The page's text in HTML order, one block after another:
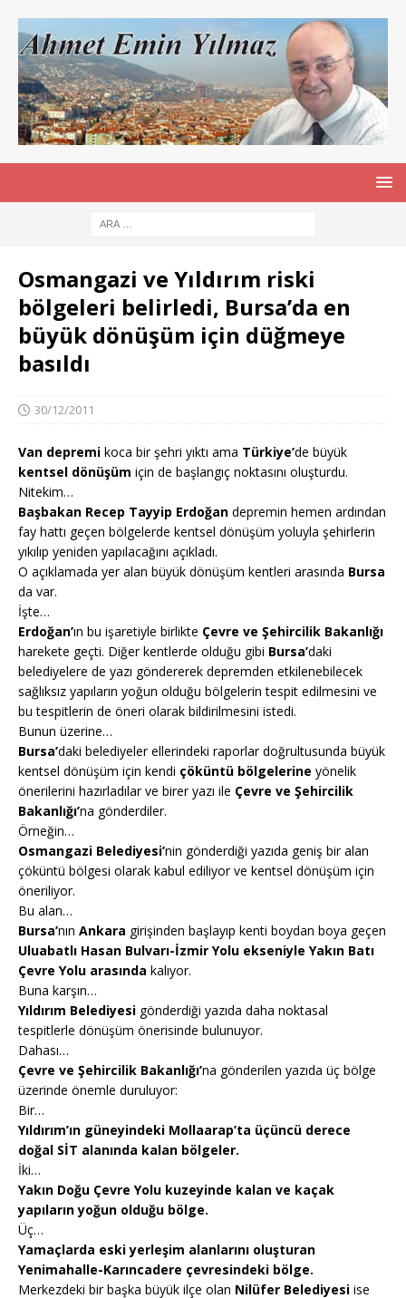
Osmangazi ve Yıldırım riski
bölgeleri belirledi, Bursa’da en
büyük dönüşüm için düğmeye
basıldı
30/12/2011
Van depremi koca bir şehri yıktı ama Türkiye’de büyük
kentsel dönüşüm için de başlangıç noktasını oluşturdu.
Nitekim…
Başbakan Recep Tayyip Erdoğan depremin hemen ardından
fay hattı geçen bölgelerde kentsel dönüşüm yoluyla şehirlerin
yıkılıp yeniden yapılacağını açıkladı.
O açıklamada yer alan büyük dönüşüm kentleri arasında Bursa
da var.
İşte…
Erdoğan’ın bu işaretiyle birlikte Çevre ve Şehircilik Bakanlığı
harekete geçti. Diğer kentlerde olduğu gibi Bursa’daki
belediyelere de yazı göndererek depremden etkilenebilecek
sağlıksız yapıların yoğun olduğu bölgelerin tespit edilmesini ve
bu tespitlerin de öneri olarak bildirilmesini istedi.
Bunun üzerine…
Bursa’daki belediyeler ellerindeki raporlar doğrultusunda büyük
kentsel dönüşüm için kendi çöküntü bölgelerine yönelik
önerilerini hazırladılar ve birer yazı ile Çevre ve Şehircilik
Bakanlığı’na gönderdiler.
Örneğin…
Osmangazi Belediyesi’nin gönderdiği yazıda geniş bir alan
çöküntü bölgesi olarak kabul ediliyor ve kentsel dönüşüm için
öneriliyor.
Bu alan…
Bursa’nın Ankara girişinden başlayıp kenti boydan boya geçen
Uluabatlı Hasan Bulvarı-İzmir Yolu ekseniyle Yakın Batı
Çevre Yolu arasında kalıyor.
Buna karşın…
Yıldırım Belediyesi gönderdiği yazıda daha noktasal
tespitlerle dönüşüm önerisinde bulunuyor.
Dahası…
Çevre ve Şehircilik Bakanlığı’na gönderilen yazıda üç bölge
üzerinde önemle duruluyor:
Bir…
Yıldırım’ın güneyindeki Mollaarap’ta üçüncü derece
doğal SİT alanında kalan bölgeler.
İki…
Yakın Doğu Çevre Yolu kuzeyinde kalan ve kaçak
yapıların yoğun olduğu bölge.
Üç…
Yamaçlarda eski yerleşim alanlarını oluşturan
Yenimahalle-Karıncadere çevresindeki bölge.
Merkezdeki bir başka büyük ilçe olan Nilüfer Belediyesi ise